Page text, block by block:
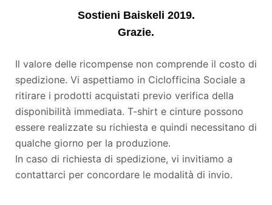
Sostieni Baiskeli 2019.
Grazie.
Il valore delle ricompense non comprende il costo di
spedizione. Vi aspettiamo in Ciclofficina Sociale a
ritirare i prodotti acquistati previo verifica della
disponibilità immediata. T-shirt e cinture possono
essere realizzate su richiesta e quindi necessitano di
qualche giorno per la produzione.
In caso di richiesta di spedizione, vi invitiamo a
contattarci per concordare le modalità di invio.